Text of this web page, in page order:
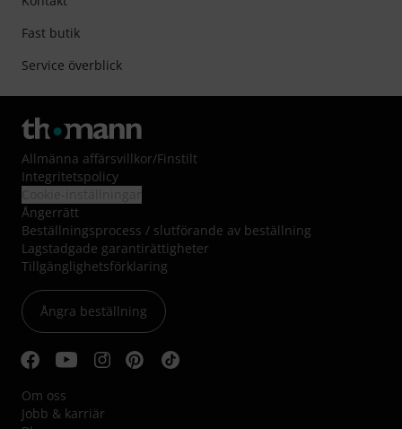
Fast butik
Service överblick
Allmänna affärsvillkor/Finstilt
Integritetspolicy
Ångerrätt
Beställningsprocess / slutförande av beställning
Lagstadgade garantirättigheter
Tillgänglighetsförklaring
Ångra beställning
Om oss
Jobb & karriär